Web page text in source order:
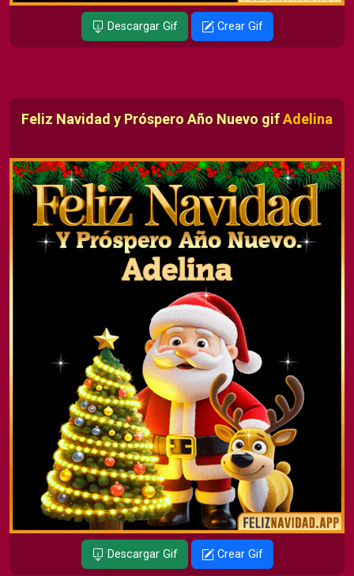
Descargar Gif Crear Gif
Feliz Navidad y Próspero Año Nuevo gifAdelina
Descargar Gif Crear Gif